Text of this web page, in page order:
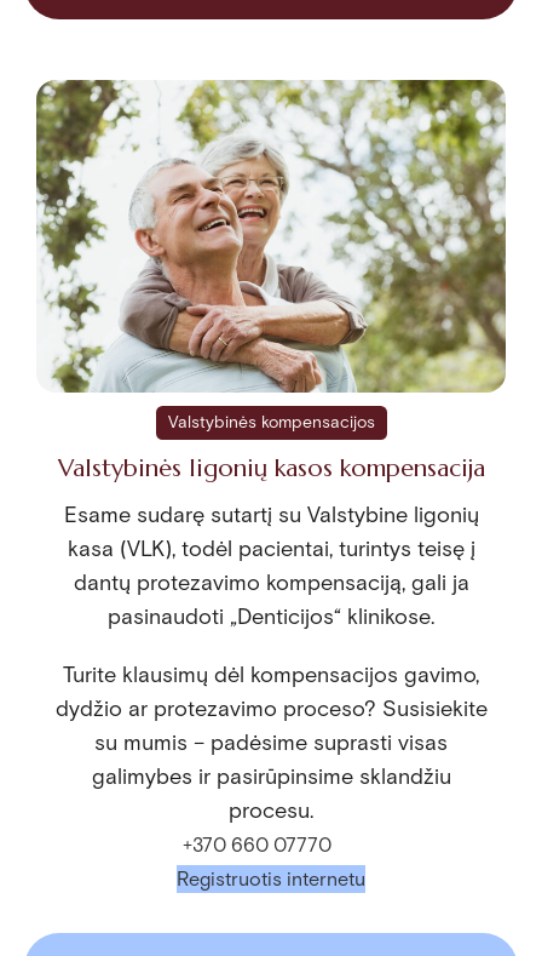
Valstybinės kompensacijos
Valstybinės ligonių kasos kompensacija
Esame sudarę sutartį su Valstybine ligonių
kasa (VLK), todėl pacientai, turintys teisę į
dantų protezavimo kompensaciją, gali ja
pasinaudoti „Denticijos“ klinikose.
Turite klausimų dėl kompensacijos gavimo,
dydžio ar protezavimo proceso? Susisiekite
su mumis – padėsime suprasti visas
galimybes ir pasirūpinsime sklandžiu
procesu.
+370 660 07770
Registruotis internetu